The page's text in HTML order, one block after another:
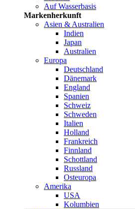
Auf Wasserbasis
Markenherkunft
Asien & Australien
Indien
Japan
Australien
Europa
Deutschland
Dänemark
England
Spanien
Schweiz
Schweden
Italien
Holland
Frankreich
Finnland
Schottland
Russland
Osteuropa
Amerika
USA
Kolumbien